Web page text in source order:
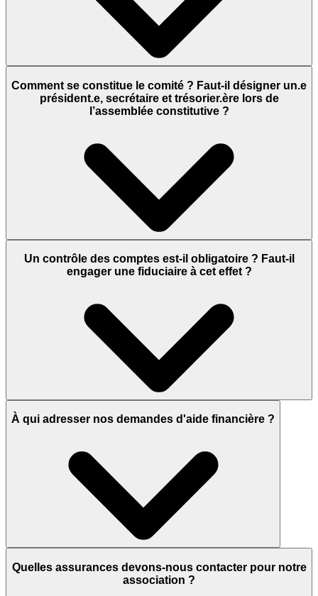
Comment se constitue le comité ? Faut-il désigner un.e
président.e, secrétaire et trésorier.ère lors de
l’assemblée constitutive ?
Un contrôle des comptes est-il obligatoire ? Faut-il
engager une fiduciaire à cet effet ?
À qui adresser nos demandes d'aide financière ?
Quelles assurances devons-nous contacter pour notre
association ?